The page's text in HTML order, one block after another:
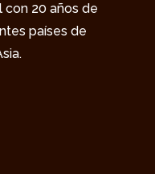
con 20 años de
países de